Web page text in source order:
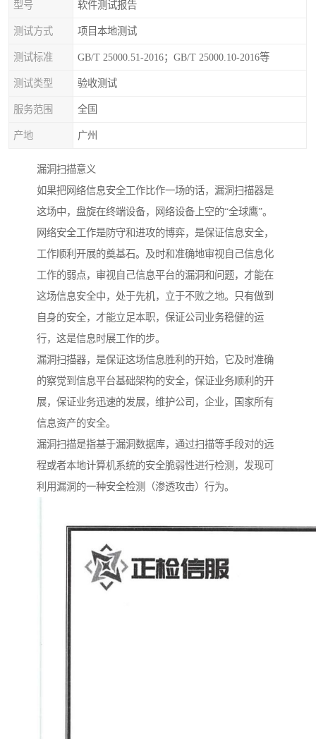
型号 软件测试报告
测试方式 项目本地测试
测试标准 GB/T 25000.51-2016；GB/T 25000.10-2016等
测试类型 验收测试
服务范围 全国
产地 广州
漏洞扫描意义
如果把网络信息安全工作比作一场的话，漏洞扫描器是
这场中，盘旋在终端设备，网络设备上空的“全球鹰”。
网络安全工作是防守和进攻的博弈，是保证信息安全，
工作顺利开展的奠基石。及时和准确地审视自己信息化
工作的弱点，审视自己信息平台的漏洞和问题，才能在
这场信息安全中，处于先机，立于不败之地。只有做到
自身的安全，才能立足本职，保证公司业务稳健的运
行，这是信息时展工作的步。
漏洞扫描器，是保证这场信息胜利的开始，它及时准确
的察觉到信息平台基础架构的安全，保证业务顺利的开
展，保证业务迅速的发展，维护公司，企业，国家所有
信息资产的安全。
漏洞扫描是指基于漏洞数据库，通过扫描等手段对的远
程或者本地计算机系统的安全脆弱性进行检测，发现可
利用漏洞的一种安全检测（渗透攻击）行为。